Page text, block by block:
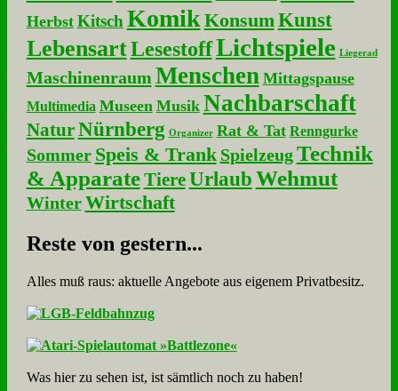
Herbst Kitsch KomikKonsumKunst
LebensartLesestoffLichtspiele Liegerad
Maschinenraum Menschen Mittagspause
Multimedia Museen Musik Nachbarschaft
NaturNürnberg Organizer Rat & Tat Renngurke
Sommer Speis & Trank Spielzeug Technik
& Apparate Tiere UrlaubWehmut
Winter Wirtschaft
Re­ste von ge­stern...
Alles muß raus: aktuelle An­ge­bo­te aus eigenem Privatbesitz.
Was hier zu sehen ist, ist sämt­lich noch zu haben!